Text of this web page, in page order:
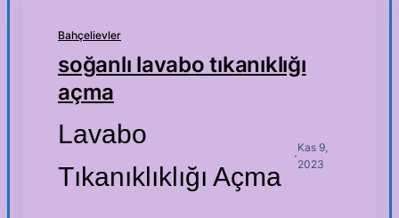
Bahçelievler
soğanlı lavabo tıkanıklığı
açma
Lavabo
Tıkanıklıklığı Açma
·
Kas 9,
2023